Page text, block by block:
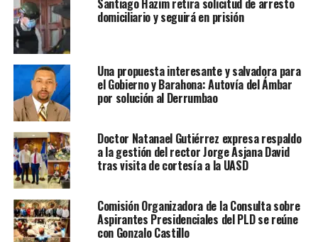
Santiago Hazim retira solicitud de arresto
domiciliario y seguirá en prisión
Una propuesta interesante y salvadora para
el Gobierno y Barahona: Autovía del Ámbar
por solución al Derrumbao
Doctor Natanael Gutiérrez expresa respaldo
a la gestión del rector Jorge Asjana David
tras visita de cortesía a la UASD
Comisión Organizadora de la Consulta sobre
Aspirantes Presidenciales del PLD se reúne
con Gonzalo Castillo